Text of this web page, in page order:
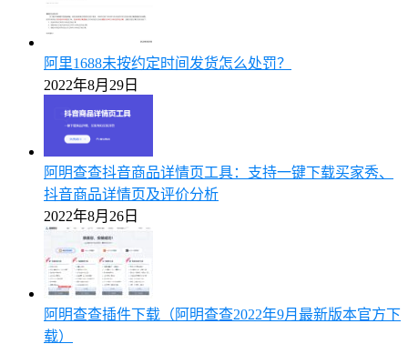
阿里1688未按约定时间发货怎么处罚？
2022年8月29日
阿明查查抖音商品详情页工具：支持一键下载买家秀、
抖音商品详情页及评价分析
2022年8月26日
阿明查查插件下载（阿明查查2022年9月最新版本官方下
载）